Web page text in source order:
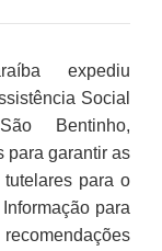
expediu
Social
Bentinho,
para garantir as
para o
para